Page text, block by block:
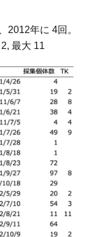
2012年に 4回。
最大 11